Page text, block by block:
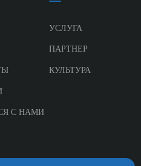
С НАМИ
УСЛУГА
ПАРТНЕР
КУЛЬТУРА